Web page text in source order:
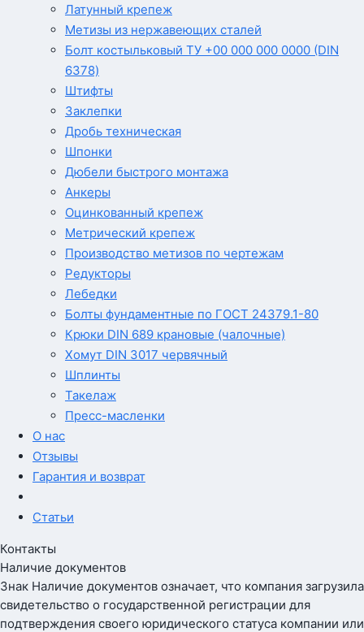
Латунный крепеж
Метизы из нержавеющих сталей
Болт костыльковый ТУ +00 000 000 0000 (DIN
6378)
Штифты
Заклепки
Дробь техническая
Шпонки
Дюбели быстрого монтажа
Анкеры
Оцинкованный крепеж
Метрический крепеж
Производство метизов по чертежам
Редукторы
Лебедки
Болты фундаментные по ГОСТ 24379.1-80
Крюки DIN 689 крановые (чалочные)
Хомут DIN 3017 червячный
Шплинты
Такелаж
Пресс-масленки
О нас
Отзывы
Гарантия и возврат
Статьи
Контакты
Наличие документов
Знак Наличие документов означает, что компания загрузила
свидетельство о государственной регистрации для
подтверждения своего юридического статуса компании или